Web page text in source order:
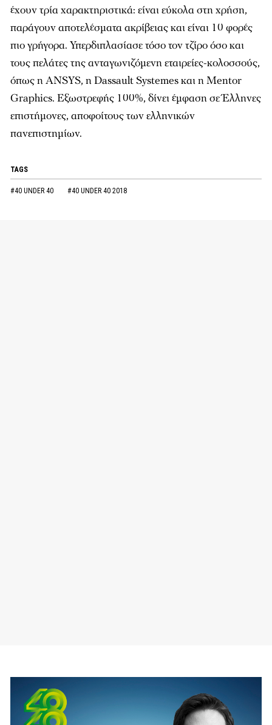
έχουν τρία χαρακτηριστικά: είναι εύκολα στη χρήση,
παράγουν αποτελέσματα ακρίβειας και είναι 10 φορές
πιο γρήγορα. Υπερδιπλασίασε τόσο τον τζίρο όσο και
τους πελάτες της ανταγωνιζόμενη εταιρείες-κολοσσούς,
όπως η ANSYS, η Dassault Systemes και η Mentor
Graphics. Εξωστρεφής 100%, δίνει έμφαση σε Έλληνες
επιστήμονες, αποφοίτους των ελληνικών
πανεπιστημίων.
TAGS
#40 UNDER 40 #40 UNDER 40 2018